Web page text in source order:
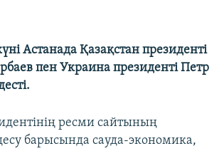
Астанада Қазақстан президенті
пен Украина президенті Петр
ресми сайтының
барысында сауда-экономика,